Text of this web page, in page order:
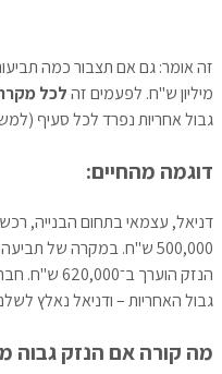
זה אומר: גם אם תצבור כמה
מיליון ש"ח. לפעמים זהלכל מקרה
גבול אחריות נפרד לכל סעיף
דוגמה מהחיים:
דניאל, עצמאי בתחום הבנייה,
500,000 ש"ח. במקרה של
גבול האחריות – ודניאל נאלץ
מה קורה אם הנזק גבוה